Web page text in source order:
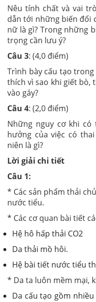
Nêu tính chất và vai
dẫn tới những biến đổi
nữ là gì? Trong những
trọng cần lưu ý?
Câu 3: (4,0 điểm)
Trình bày cấu tạo trong
thích vì sao khi giết bò,
vào gáy?
Câu 4: (2,0 điểm)
Những nguy cơ khi
hưởng của việc có
niên là gì?
Lời giải chi tiết
Câu 1:
* Các sản phẩm thải
nước tiểu.
* Các cơ quan bài tiết
Hệ hô hấp thải CO2
Da thải mồ hôi.
Hệ bài tiết nước tiểu
* Da ta luôn mềm mại,
Da cấu tạo gồm